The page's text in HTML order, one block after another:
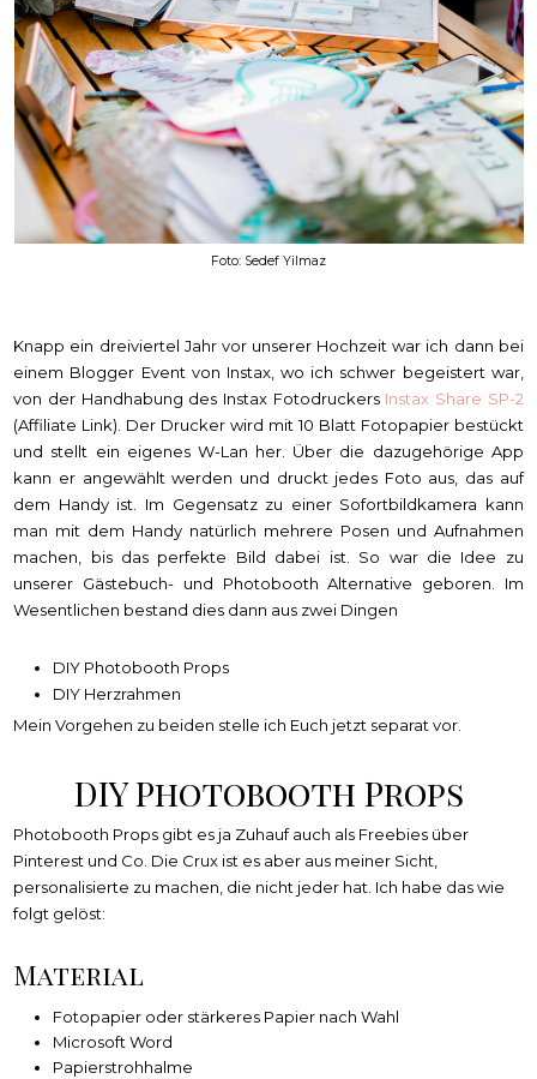
Foto: Sedef Yilmaz
Knapp ein dreiviertel Jahr vor unserer Hochzeit war ich dann bei
einem Blogger Event von Instax, wo ich schwer begeistert war,
von der Handhabung des Instax Fotodruckers Instax Share SP-2
(Affiliate Link). Der Drucker wird mit 10 Blatt Fotopapier bestückt
und stellt ein eigenes W-Lan her. Über die dazugehörige App
kann er angewählt werden und druckt jedes Foto aus, das auf
dem Handy ist. Im Gegensatz zu einer Sofortbildkamera kann
man mit dem Handy natürlich mehrere Posen und Aufnahmen
machen, bis das perfekte Bild dabei ist. So war die Idee zu
unserer Gästebuch- und Photobooth Alternative geboren. Im
Wesentlichen bestand dies dann aus zwei Dingen
DIY Photobooth Props
DIY Herzrahmen
Mein Vorgehen zu beiden stelle ich Euch jetzt separat vor.
DIY Photobooth Props
Photobooth Props gibt es ja Zuhauf auch als Freebies über
Pinterest und Co. Die Crux ist es aber aus meiner Sicht,
personalisierte zu machen, die nicht jeder hat. Ich habe das wie
folgt gelöst:
Material
Fotopapier oder stärkeres Papier nach Wahl
Microsoft Word
Papierstrohhalme